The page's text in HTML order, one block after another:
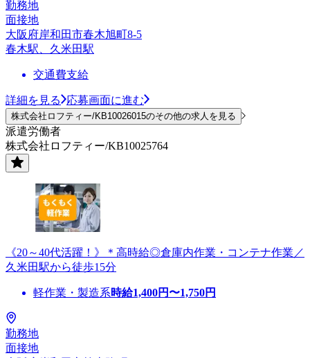
勤務地
面接地
大阪府岸和田市春木旭町8-5
春木駅、久米田駅
交通費支給
詳細を見る 応募画面に進む
株式会社ロフティー/KB10026015のその他の求人を見る
派遣労働者
株式会社ロフティー/KB10025764
《20～40代活躍！》＊高時給◎倉庫内作業・コンテナ作業／
久米田駅から徒歩15分
軽作業・製造系時給1,400円〜1,750円
勤務地
面接地